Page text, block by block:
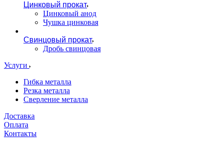
Цинковый прокат
Цинковый анод
Чушка цинковая
Свинцовый прокат
Дробь свинцовая
Услуги
Гибка металла
Резка металла
Сверление металла
Доставка
Оплата
Контакты